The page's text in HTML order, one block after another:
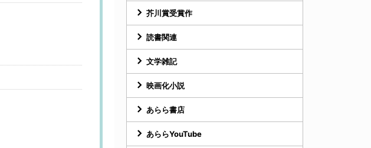
芥川賞受賞作
読書関連
文学雑記
映画化小説
あらら書店
あららYouTube